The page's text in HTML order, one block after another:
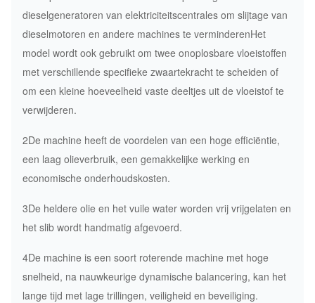
dieselgeneratoren van elektriciteitscentrales om slijtage van
dieselmotoren en andere machines te verminderenHet
model wordt ook gebruikt om twee onoplosbare vloeistoffen
met verschillende specifieke zwaartekracht te scheiden of
om een kleine hoeveelheid vaste deeltjes uit de vloeistof te
verwijderen.
2De machine heeft de voordelen van een hoge efficiëntie,
een laag olieverbruik, een gemakkelijke werking en
economische onderhoudskosten.
3De heldere olie en het vuile water worden vrij vrijgelaten en
het slib wordt handmatig afgevoerd.
4De machine is een soort roterende machine met hoge
snelheid, na nauwkeurige dynamische balancering, kan het
lange tijd met lage trillingen, veiligheid en beveiliging.